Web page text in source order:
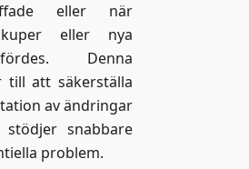
eller när
eller nya
Denna
till att säkerställa
av ändringar
snabbare
problem.